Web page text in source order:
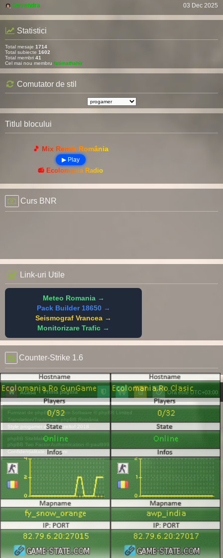
Devendra
03 Dec 2025
Statistici
Total mesaje 1714
Total subiecte 1602
Total membri 41
Cel mai nou membru fatimathahir
Comutator de stil
Titlul blocului
🎵 Mix Remix România
▶ Play
📻 Ecolomania Radio
Curs BNR
Link-uri Utile
Meteo Romania →
Pack Builder 18650 →
Seismograf Vrancea →
Monitorizare Trafic →
Counter-Strike 1.6
Acasă Prima pagină Ora este UTC+03:00
Furnizat de phpBB® Forum Software © phpBB Limited
Translation/Traducere: phpBB România
Style progamer de ©Mazeltof 2018
phpBB SiteMaker
phpBB Two Factor Authentication © paul999
Confidențialitate |Termeni